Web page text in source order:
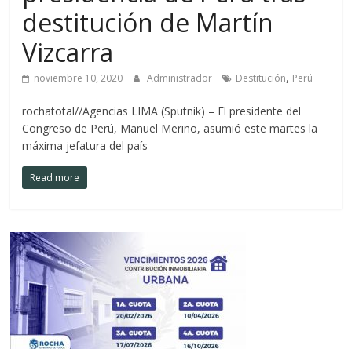
destitución de Martín
Vizcarra
noviembre 10, 2020 Administrador Destitución, Perú
rochatotal//Agencias LIMA (Sputnik) – El presidente del
Congreso de Perú, Manuel Merino, asumió este martes la
máxima jefatura del país
Read more